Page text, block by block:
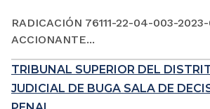
RADICACIÓN 76111-22-04-003-
ACCIONANTE...
TRIBUNAL SUPERIOR DEL
JUDICIAL DE BUGA SALA DE